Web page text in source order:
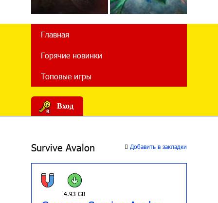
Главная
Горячие новинки
Топовые игры
Вход
Survive Avalon Добавить в закладки
4.93 GB